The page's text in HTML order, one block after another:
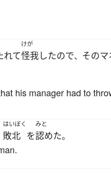
れて
けが
怪我したので、 そのマ
his manager had to
はいぼく
敗北 を
みと
認めた。